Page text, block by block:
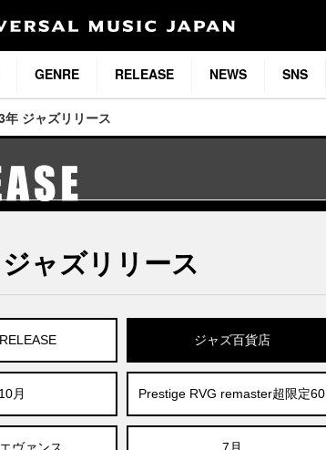
GENRE RELEASE NEWS SNS
年 ジャズリリース
ャズリリース
ジャズ百貨店
10月 Prestige RVG remaster超限定60